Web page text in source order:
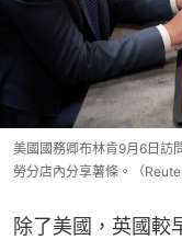
美國國務卿布林肯9月6日訪
勞分店內分享薯條。（
除了美國，英國較